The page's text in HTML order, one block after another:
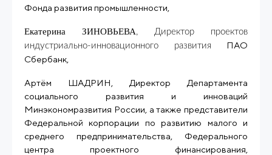
Фонда развития промышленности,
Екатерина ЗИНОВЬЕВА, Директор проектов
индустриально-инновационного развития ПАО
Сбербанк,
Артём ШАДРИН, Директор Департамента
социального развития и инноваций
Минэкономразвития России, а также представители
Федеральной корпорации по развитию малого и
среднего предпринимательства, Федерального
центра проектного финансирования,